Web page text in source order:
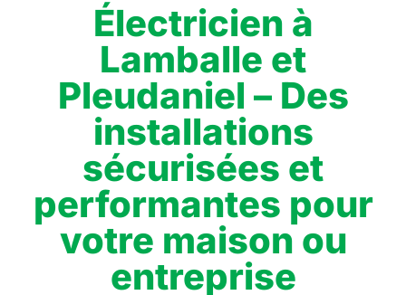
Électricien à
Lamballe et
Pleudaniel – Des
installations
sécurisées et
performantes pour
votre maison ou
entreprise